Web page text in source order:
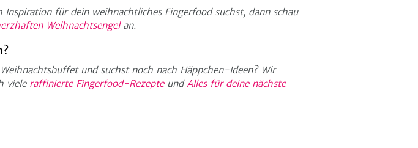
Inspiration für dein weihnachtliches Fingerfood suchst, dann schau
Weihnachtsengelan.
und suchst noch nach Häppchen-Ideen? Wir
viele raffinierte Fingerfood-RezepteundAlles für deine nächste